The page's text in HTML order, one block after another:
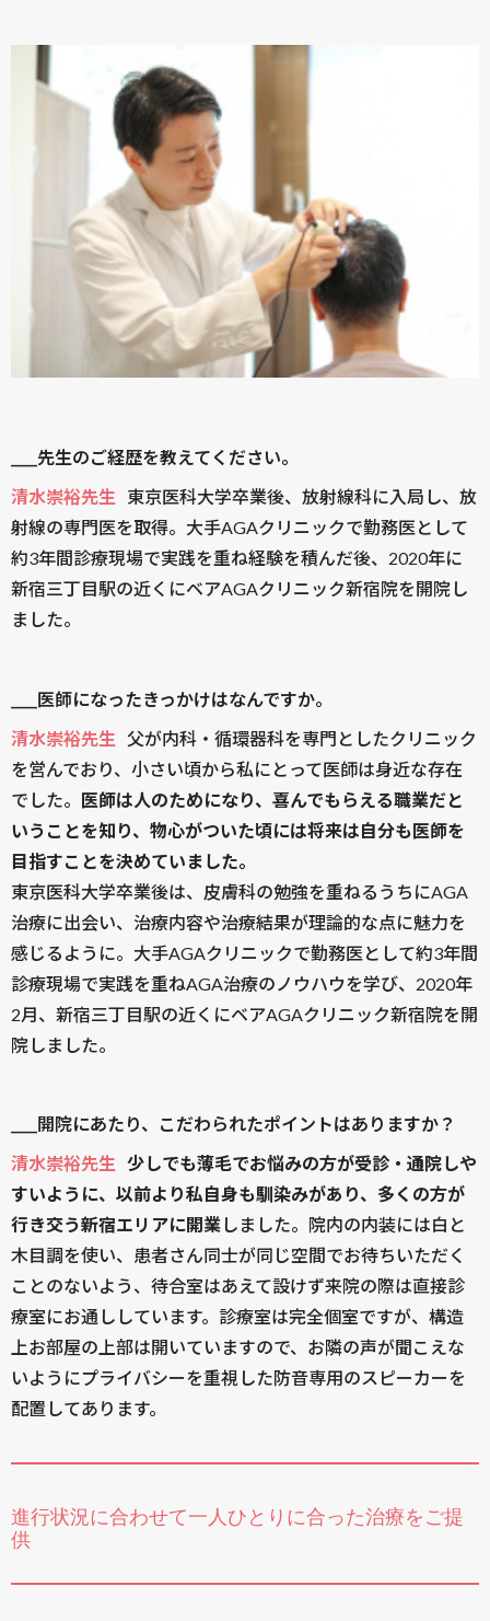
____先生のご経歴を教えてください。
清水崇裕先生
東京医科大学卒業後、放射線科に入局し、放
射線の専門医を取得。大手AGAクリニックで勤務医として
約3年間診療現場で実践を重ね経験を積んだ後、2020年に
新宿三丁目駅の近くにベアAGAクリニック新宿院を開院し
ました。
____医師になったきっかけはなんですか。
清水崇裕先生 父が内科・循環器科を専門としたクリニック
を営んでおり、小さい頃から私にとって医師は身近な存在
でした。 医師は人のためになり、喜んでもらえる職業だと
いうことを知り、物心がついた頃には将来は自分も医師を
目指すことを決めていました。
東京医科大学卒業後は、皮膚科の勉強を重ねるうちにAGA
治療に出会い、治療内容や治療結果が理論的な点に魅力を
感じるように。大手AGAクリニックで勤務医として約3年間
診療現場で実践を重ねAGA治療のノウハウを学び、2020年
2月、新宿三丁目駅の近くにベアAGAクリニック新宿院を開
院しました。
____開院にあたり、こだわられたポイントはありますか？
清水崇裕先生 少しでも薄毛でお悩みの方が受診・通院しや
すいように、以前より私自身も馴染みがあり、多くの方が
行き交う新宿エリアに開業 しました。院内の内装には白と
木目調を使い、患者さん同士が同じ空間でお待ちいただく
ことのないよう、待合室はあえて設けず来院の際は直接診
療室にお通ししています。診療室は完全個室ですが、構造
上お部屋の上部は開いていますので、お隣の声が聞こえな
いようにプライバシーを重視した防音専用のスピーカーを
配置してあります。
進行状況に合わせて一人ひとりに合った治療をご提
供